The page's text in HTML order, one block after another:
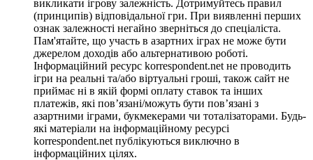
викликати ігрову залежність. Дотримуйтесь правил
(принципів) відповідальної гри. При виявленні перших
ознак залежності негайно зверніться до спеціаліста.
Пам'ятайте, що участь в азартних іграх не може бути
джерелом доходів або альтернативою роботі.
Інформаційний ресурс korrespondent.net не проводить
ігри на реальні та/або віртуальні гроші, також сайт не
приймає ні в якій формі оплату ставок та інших
платежів, які пов’язані/можуть бути пов’язані з
азартними іграми, букмекерами чи тоталізаторами. Будь-
які матеріали на інформаційному ресурсі
korrespondent.net публікуються виключно в
інформаційних цілях.